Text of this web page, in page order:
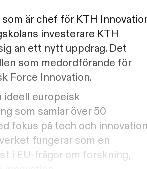
som är chef för KTH
investerare KTH
an ett nytt uppdrag. Det
som medordförande för
Force Innovation.
ideell europeisk
som samlar över 50
fokus på tech och
fungerar som en
i EU-frågor om forskning,